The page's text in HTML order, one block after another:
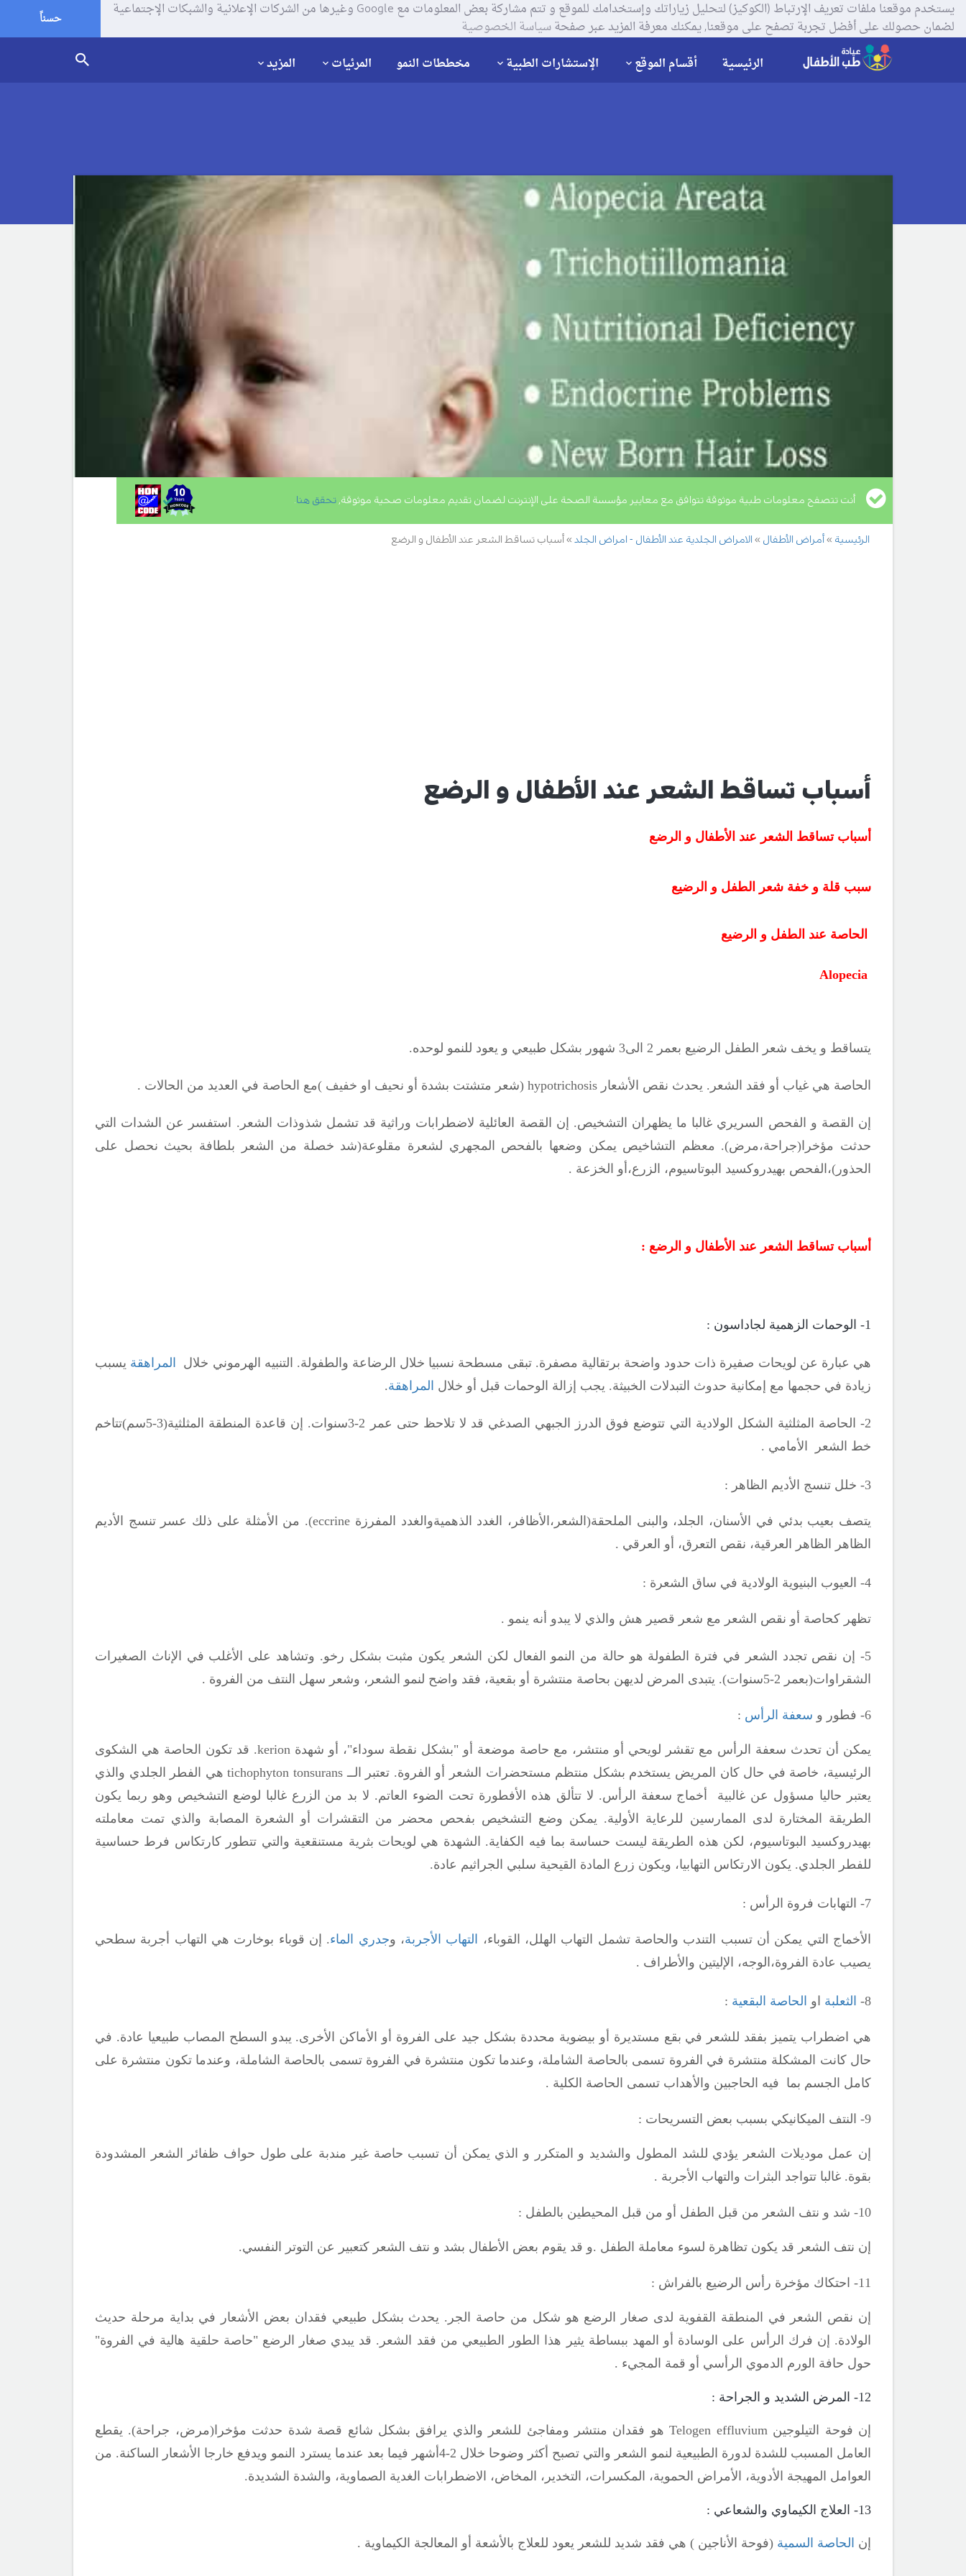
يستخدم موقعنا ملفات تعريف الإرتباط (الكوكيز) لتحليل زياراتك وإستخدامك للموقع و تتم مشاركة بعض المعلومات مع Google وغيرها من الشركات الإعلانية والشبكات الإجتماعية
لضمان حصولك على أفضل تجربة تصفح على موقعنا, يمكنك معرفة المزيد عبر صفحةسياسة الخصوصية حسناً
الرئيسية أقسام الموقع الإستشارات الطبية مخططات النمو المرئيات المزيد
أنت تتصفح معلومات طبية موثوقة تتوافق مع معايير مؤسسة الصحة على الإنترنت لضمان تقديم معلومات صحية موثوقة, تحقق هنا.
الرئيسية أمراض الأطفال الامراض الجلدية عند الأطفال - امراض الجلد أسباب تساقط الشعر عند الأطفال و الرضع
أسباب تساقط الشعر عند الأطفال و الرضع
أسباب تساقط الشعر عند الأطفال و الرضع
سبب قلة و خفة شعر الطفل و الرضيع
الحاصة عند الطفل و الرضيع
يتساقط و يخف شعر الطفل الرضيع بعمر 2 الى3 شهور بشكل طبيعي و يعود للنمو لوحده.
الحاصة هي غياب أو فقد الشعر. يحدث نقص الأشعار hypotrichosis (شعر متشتت بشدة أو نحيف او خفيف )مع الحاصة في العديد من الحالات .
إن القصة و الفحص السريري غالبا ما يظهران التشخيص. إن القصة العائلية لاضطرابات وراثية قد تشمل شذوذات الشعر. استفسر عن الشدات التي
حدثت مؤخرا(جراحة،مرض). معظم التشاخيص يمكن وضعها بالفحص المجهري لشعرة مقلوعة(شد خصلة من الشعر بلطافة بحيث نحصل على
الحذور)،الفحص بهيدروكسيد البوتاسيوم، الزرع،أو الخزعة .
أسباب تساقط الشعر عند الأطفال و الرضع :
1- الوحمات الزهمية لجاداسون :
هي عبارة عن لويحات صفيرة ذات حدود واضحة برتقالية مصفرة. تبقى مسطحة نسبيا خلال الرضاعة والطفولة. التنبيه الهرموني خلال المراهقة يسبب
زيادة في حجمها مع إمكانية حدوث التبدلات الخبيثة. يجب إزالة الوحمات قبل أو خلال المراهقة.
2- الحاصة المثلثية الشكل الولادية التي تتوضع فوق الدرز الجبهي الصدغي قد لا تلاحظ حتى عمر 2-3سنوات. إن قاعدة المنطقة المثلثية(3-5سم)تتاخم
خط الشعر الأمامي .
3- خلل تنسج الأديم الظاهر :
يتصف بعيب بدئي في الأسنان، الجلد، والبنى الملحقة(الشعر،الأظافر، الغدد الذهميةوالغدد المفرزة eccrine). من الأمثلة على ذلك عسر تنسج الأديم
الظاهر الظاهر العرقية، نقص التعرق، أو العرقي .
4- العيوب البنيوية الولادية في ساق الشعرة :
تظهر كحاصة أو نقص الشعر مع شعر قصير هش والذي لا يبدو أنه ينمو .
5- إن نقص تجدد الشعر في فترة الطفولة هو حالة من النمو الفعال لكن الشعر يكون مثبت بشكل رخو. وتشاهد على الأغلب في الإناث الصغيرات
الشقراوات(بعمر 2-5سنوات). يتبدى المرض لديهن بحاصة منتشرة أو بقعية، فقد واضح لنمو الشعر، وشعر سهل النتف من الفروة .
6- فطور و سعفة الرأس :
يمكن أن تحدث سعفة الرأس مع تقشر لويحي أو منتشر، مع حاصة موضعة أو "بشكل نقطة سوداء"، أو شهدة kerion. قد تكون الحاصة هي الشكوى
الرئيسية، خاصة في حال كان المريض يستخدم بشكل منتظم مستحضرات الشعر أو الفروة. تعتبر الــ tichophyton tonsuransهي الفطر الجلدي والذي
يعتبر حاليا مسؤول عن غالبية أخماج سعفة الرأس. لا تتألق هذه الأفطورة تحت الضوء العاتم. لا بد من الزرع غالبا لوضع التشخيص وهو ربما يكون
الطريقة المختارة لدى الممارسين للرعاية الأولية. يمكن وضع التشخيص بفحص محضر من التقشرات أو الشعرة المصابة والذي تمت معاملته
بهيدروكسيد البوتاسيوم، لكن هذه الطريقة ليست حساسة بما فيه الكفاية. الشهدة هي لويحات بثرية مستنقعية والتي تتطور كارتكاس فرط حساسية
للفطر الجلدي. يكون الارتكاس التهابيا، ويكون زرع المادة القيحية سلبي الجراثيم عادة.
7- التهابات فروة الرأس :
الأخماج التي يمكن أن تسبب التندب والحاصة تشمل التهاب الهلل، القوباء، التهاب الأجربة، وجدري الماء. إن قوباء بوخارت هي التهاب أجربة سطحي
يصيب عادة الفروة،الوجه، الإليتين والأطراف .
8- الثعلبة او الحاصة البقعية :
هي اضطراب يتميز بفقد للشعر في بقع مستديرة أو بيضوية محددة بشكل جيد على الفروة أو الأماكن الأخرى. يبدو السطح المصاب طبيعيا عادة. في
حال كانت المشكلة منتشرة في الفروة تسمى بالحاصة الشاملة، وعندما تكون منتشرة في الفروة تسمى بالحاصة الشاملة، وعندما تكون منتشرة على
كامل الجسم بما فيه الحاجبين والأهداب تسمى الحاصة الكلية .
9- النتف الميكانيكي بسبب بعض التسريحات :
إن عمل موديلات الشعر يؤدي للشد المطول والشديد و المتكرر و الذي يمكن أن تسبب حاصة غير مندبة على طول حواف ظفائر الشعر المشدودة
بقوة. غالبا تتواجد البثرات والتهاب الأجربة .
10- شد و نتف الشعر من قبل الطفل أو من قبل المحيطين بالطفل :
إن نتف الشعر قد يكون تظاهرة لسوء معاملة الطفل .و قد يقوم بعض الأطفال بشد و نتف الشعر كتعبير عن التوتر النفسي.
11- احتكاك مؤخرة رأس الرضيع بالفراش :
إن نقص الشعر في المنطقة القفوية لدى صغار الرضع هو شكل من حاصة الجر. يحدث بشكل طبيعي فقدان بعض الأشعار في بداية مرحلة حديث
الولادة. إن فرك الرأس على الوسادة أو المهد ببساطة يثير هذا الطور الطبيعي من فقد الشعر. قد يبدي صغار الرضع "حاصة حلقية هالية في الفروة"
حول حافة الورم الدموي الرأسي أو قمة المجيء .
12- المرض الشديد و الجراحة :
إن فوحة التيلوجين Telogen effluviumهو فقدان منتشر ومفاجئ للشعر والذي يرافق بشكل شائع قصة شدة حدثت مؤخرا(مرض، جراحة). يقطع
العامل المسبب
للشدة لدورة الطبيعية لنمو الشعر والتي تصبح أكثر وضوحا خلال 2-4أشهر فيما بعد عندما يسترد النمو ويدفع خارجا الأشعار الساكنة. من
العوامل المهيجة الأدوية، الأمراض الحموية، المكسرات، التخدير، المخاض، الاضطرابات الغدية الصماوية، والشدة الشديدة.
13- العلاج الكيماوي والشعاعي :
إن الحاصة السمية (فوحة الأناجين ) هي فقد شديد للشعر يعود للعلاج بالأشعة أو المعالجة الكيماوية .